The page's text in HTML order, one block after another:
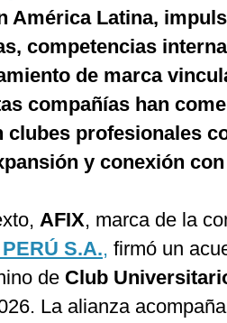
América Latina,
competencias
de marca
compañías han
clubes profesionales
y conexión
AFIX, marca de la
S.A., firmó un
de Club
La alianza